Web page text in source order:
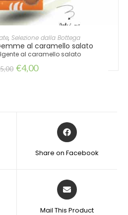
AL CARRELLO
, Selezione dalla Bottega
al caramello salato
al caramello salato
5,00 €4,00
Share on Facebook
Mail This Product